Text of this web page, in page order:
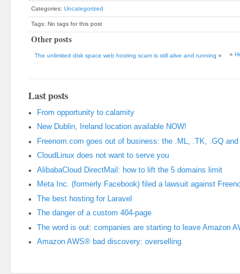
Categories: Uncategorized
Tags: No tags for this post
Other posts
The unlimited disk space web hosting scam is still alive and running « »
Last posts
From opportunity to calamity
New Dublin, Ireland location available NOW!
Freenom.com goes out of business: the .ML, .TK, .GQ
CloudLinux does not want to serve you
AlibabaCloud DirectMail: how to lift the 5 domains limit
Meta Inc. (formerly Facebook) filed a lawsuit against
The best hosting for Laravel
The danger of a custom 404-page
The word is out: companies are starting to leave Amazon
Amazon AWS® bad discovery: overselling